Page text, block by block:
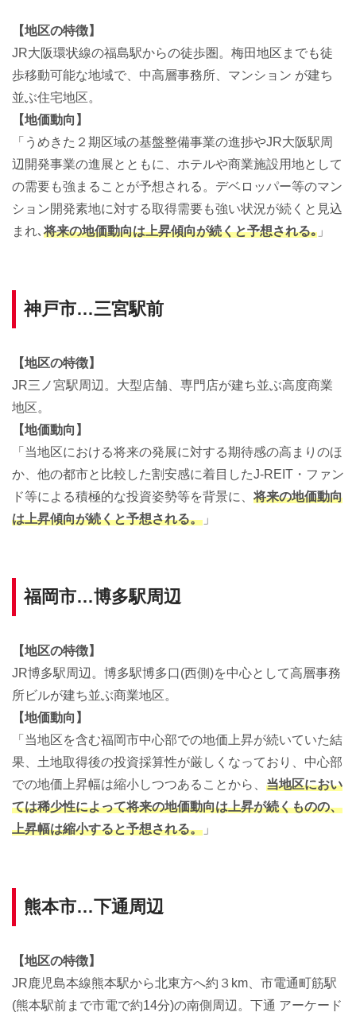
【地区の特徴】
JR大阪環状線の福島駅からの徒歩圏。梅田地区までも徒
歩移動可能な地域で、中高層事務所、マンション が建ち
並ぶ住宅地区。
【地価動向】
「うめきた２期区域の基盤整備事業の進捗やJR大阪駅周
辺開発事業の進展とともに、ホテルや商業施設用地として
の需要も強まることが予想される。デベロッパー等のマン
ション開発素地に対する取得需要も強い状況が続くと見込
まれ､将来の地価動向は上昇傾向が続くと予想される｡ 」
神戸市…三宮駅前
【地区の特徴】
JR三ノ宮駅周辺。大型店舗、専門店が建ち並ぶ高度商業
地区。
【地価動向】
「当地区における将来の発展に対する期待感の高まりのほ
か、他の都市と比較した割安感に着目したJ-REIT・ファン
ド等による積極的な投資姿勢等を背景に、将来の地価動向
は上昇傾向が続くと予想される。 」
福岡市…博多駅周辺
【地区の特徴】
JR博多駅周辺。博多駅博多口(西側)を中心として高層事務
所ビルが建ち並ぶ商業地区。
【地価動向】
「当地区を含む福岡市中心部での地価上昇が続いていた結
果、土地取得後の投資採算性が厳しくなっており、中心部
での地価上昇幅は縮小しつつあることから、 当地区におい
ては稀少性によって将来の地価動向は上昇が続くものの、
上昇幅は縮小すると予想される。 」
熊本市…下通周辺
【地区の特徴】
JR鹿児島本線熊本駅から北東方へ約３km、市電通町筋駅
(熊本駅前まで市電で約14分)の南側周辺。下通 アーケード